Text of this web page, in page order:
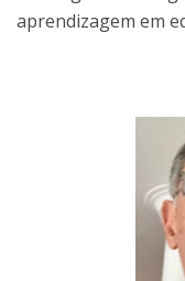
aprendizagem em